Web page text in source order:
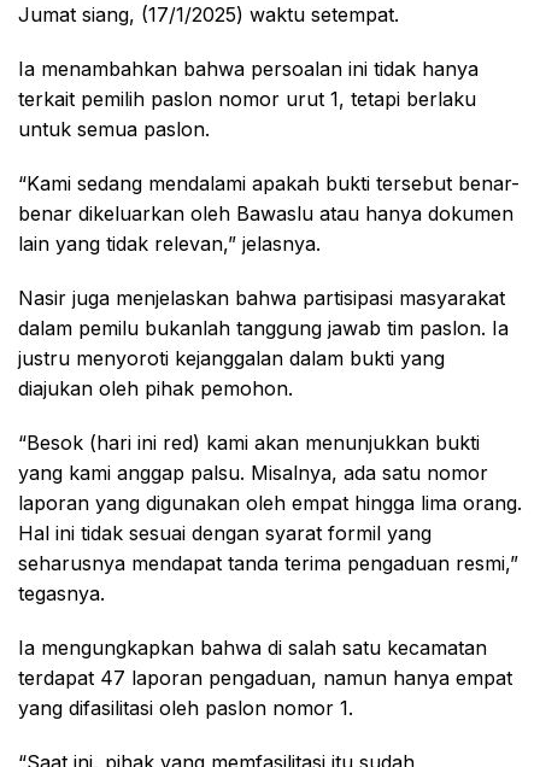
Jumat siang, (17/1/2025) waktu setempat.
Ia menambahkan bahwa persoalan ini tidak hanya
terkait pemilih paslon nomor urut 1, tetapi berlaku
untuk semua paslon.
“Kami sedang mendalami apakah bukti tersebut benar-
benar dikeluarkan oleh Bawaslu atau hanya dokumen
lain yang tidak relevan,” jelasnya.
Nasir juga menjelaskan bahwa partisipasi masyarakat
dalam pemilu bukanlah tanggung jawab tim paslon. Ia
justru menyoroti kejanggalan dalam bukti yang
diajukan oleh pihak pemohon.
“Besok (hari ini red) kami akan menunjukkan bukti
yang kami anggap palsu. Misalnya, ada satu nomor
laporan yang digunakan oleh empat hingga lima orang.
Hal ini tidak sesuai dengan syarat formil yang
seharusnya mendapat tanda terima pengaduan resmi,”
tegasnya.
Ia mengungkapkan bahwa di salah satu kecamatan
terdapat 47 laporan pengaduan, namun hanya empat
yang difasilitasi oleh paslon nomor 1.
“Saat ini, pihak yang memfasilitasi itu sudah